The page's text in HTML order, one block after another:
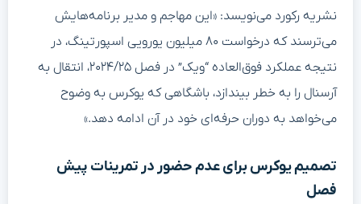
نشریه رکورد می‌نویسد: «این مهاجم و مدیر برنامه‌هایش
می‌ترسند که درخواست ۸۰ میلیون یورویی اسپورتینگ، در
نتیجه عملکرد فوق‌العاده “ویک” در فصل ۲۰۲۴/۲۵، انتقال به
آرسنال را به خطر بیندازد، باشگاهی که یوکرس به وضوح
می‌خواهد به دوران حرفه‌ای خود در آن ادامه دهد.»
تصمیم یوکرس برای عدم حضور در تمرینات پیش
فصل